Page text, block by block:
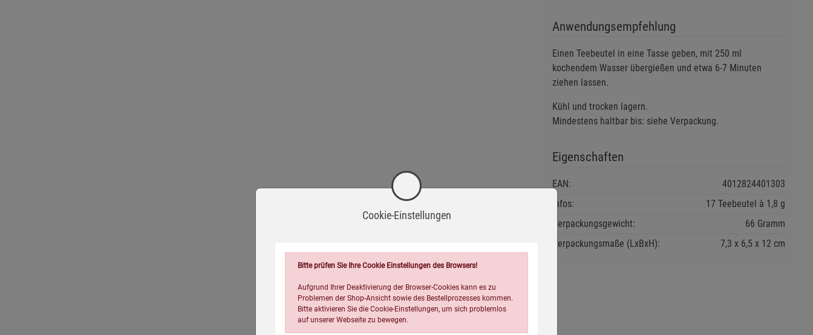
Anwendungsempfehlung
Einen Teebeutel in eine Tasse geben, mit 250 ml
kochendem Wasser übergießen und etwa 6-7 Minuten
ziehen lassen.
Kühl und trocken lagern.
Mindestens haltbar bis: siehe Verpackung.
Eigenschaften
EAN:
4012824401303
Infos:
17 Teebeutel à 1,8 g
Verpackungsgewicht:
66 Gramm
Verpackungsmaße (LxBxH):
7,3 6,5 12cm
Wird oft zusammen bestellt:
Cookie-Einstellungen
Bitte prüfen Sie Ihre Cookie Einstellungen des Browsers!
Aufgrund Ihrer Deaktivierung der Browser-Cookies kann es zu
Problemen der Shop-Ansicht sowie des Bestellprozesses kommen.
Bitte aktivieren Sie die Cookie-Einstellungen, um sich problemlos
auf unserer Webseite zu bewegen.